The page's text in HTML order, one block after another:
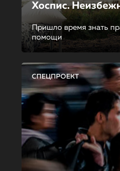
Хоспис.
Пришло время знать
помощи
СПЕЦПРОЕКТ